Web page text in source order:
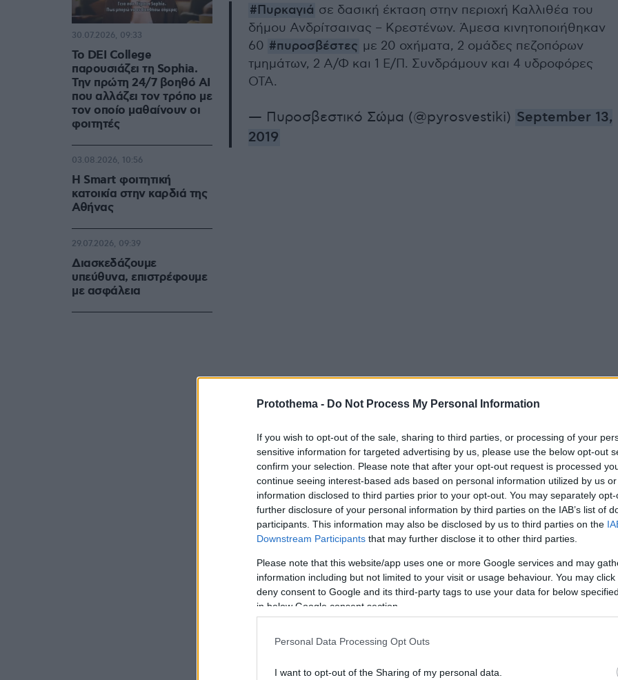
Protothema - Do Not Process My Personal Information
If you wish to opt-out of the sale, sharing to third parties, or processing of your
sensitive information for targeted advertising by us, please use the below opt-out
confirm your selection. Please note that after your opt-out request is processed
continue seeing interest-based ads based on personal information utilized by us
information disclosed to third parties prior to your opt-out. You may separately
further disclosure of your personal information by third parties on the IAB’s list of
participants. This information may also be disclosed by us to third parties on the
Downstream Participants that may further disclose it to other third parties.
Please note that this website/app uses one or more Google services and may
information including but not limited to your visit or usage behaviour. You may
deny consent to Google and its third-party tags to use your data for below
in below Google consent section.
Personal Data Processing Opt Outs
I want to opt-out of the Sharing of my personal data.
#Πυρκαγιά σε δασική έκταση στην περιοχή Καλλιθέα του
δήμου Ανδρίτσαινας – Κρεστένων. Άμεσα κινητοποιήθηκαν
60 #πυροσβέστες με 20 οχήματα, 2 ομάδες πεζοπόρων
τμημάτων, 2 Α/Φ και 1 Ε/Π. Συνδράμουν και 4 υδροφόρες
ΟΤΑ.
— Πυροσβεστικό Σώμα (@pyrosvestiki) September 13,
2019
Το DEI College
παρουσιάζει τη Sophia.
Την πρώτη 24/7 βοηθό AI
που αλλάζει τον τρόπο με
τον οποίο μαθαίνουν οι
φοιτητές
30.07.2026, 09:33
Η Smart φοιτητική
κατοικία στην καρδιά της
Αθήνας
03.08.2026, 10:56
Διασκεδάζουμε
υπεύθυνα, επιστρέφουμε
με ασφάλεια
29.07.2026, 09:39
Ακολουθήστε τοprotothema.gr στο Google Newsκαι μάθετε πρώτοι